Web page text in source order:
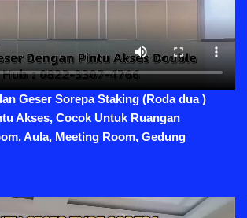
Geser Sorepa Staking (Roda dua )
Akses, Cocok Untuk Ruangan
Aula, Meeting Room, Gedung